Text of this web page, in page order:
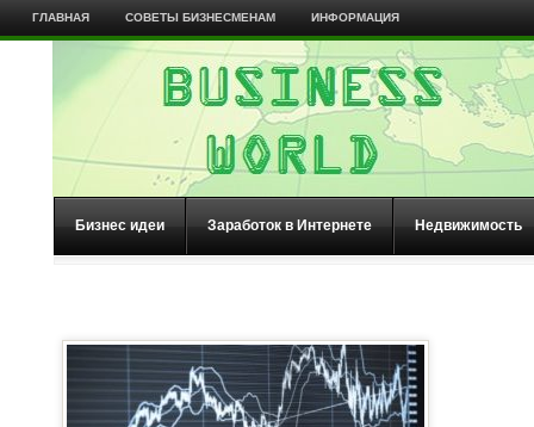
ГЛАВНАЯ СОВЕТЫ БИЗНЕСМЕНАМ ИНФОРМАЦИЯ
Бизнес идеи Заработок в Интернете Недвижимость